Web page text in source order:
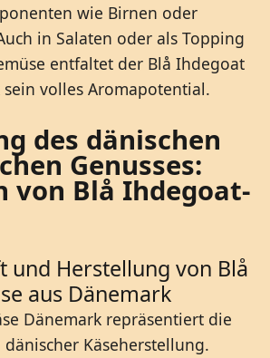
wie Birnen oder
in Salaten oder als Topping
entfaltet der Blå Ihdegoat
sein volles Aromapotential.
des dänischen
Genusses:
von Blå Ihdegoat-
und Herstellung von Blå
aus Dänemark
Dänemark repräsentiert die
Käseherstellung.